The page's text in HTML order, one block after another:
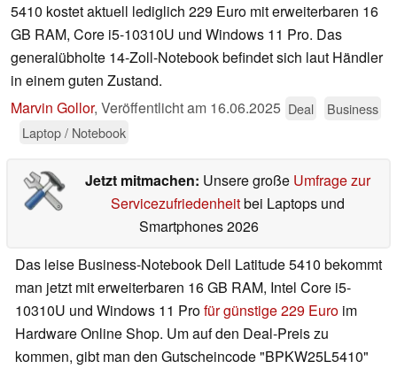
5410 kostet aktuell lediglich 229 Euro mit erweiterbaren 16
GB RAM, Core i5-10310U und Windows 11 Pro. Das
generalübholte 14-Zoll-Notebook befindet sich laut Händler
in einem guten Zustand.
Marvin Gollor, Veröffentlicht am 16.06.2025 Deal
Business
Laptop / Notebook
Jetzt mitmachen: Unsere große Umfrage zur
Servicezufriedenheitbei Laptops und
Smartphones 2026
Das leise Business-Notebook Dell Latitude 5410 bekommt
man jetzt mit erweiterbaren 16 GB RAM, Intel Core i5-
10310U und Windows 11 Profür günstige 229 Euro im
Hardware Online Shop. Um auf den Deal-Preis zu
kommen, gibt man den Gutscheincode "BPKW25L5410"